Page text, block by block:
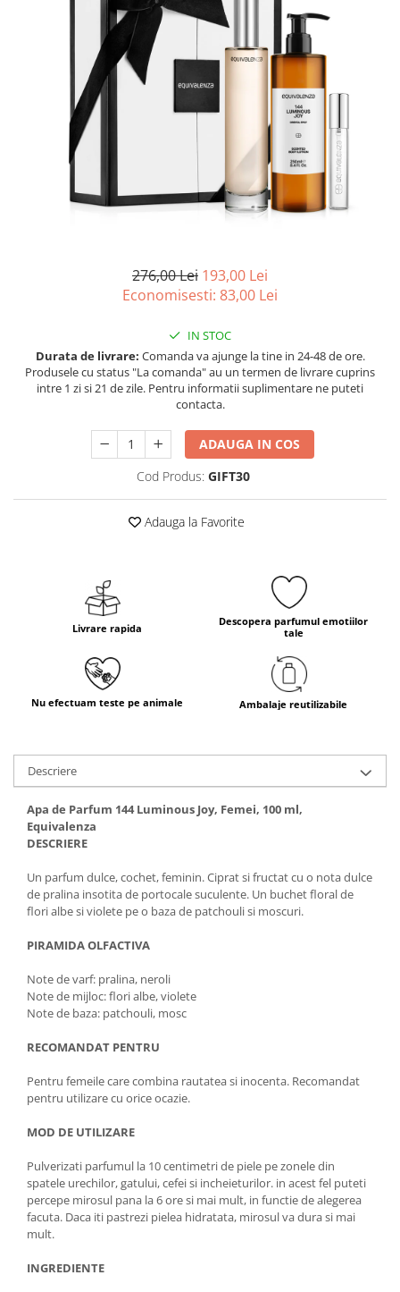
Ulei pentru barba
276,00 Lei 193,00 Lei
Economisesti: 83,00 Lei
IN STOC
Durata de livrare: Comanda va ajunge la tine in 24-48 de ore.
Produsele cu status "La comanda" au un termen de livrare cuprins
intre 1 zi si 21 de zile. Pentru informatii suplimentare ne puteti
contacta.
ADAUGA IN COS
Cod Produs: GIFT30
Adauga la Favorite
Livrare rapida
Descopera parfumul emotiilor
tale
Nu efectuam teste pe animale Ambalaje reutilizabile
Descriere
Apa de Parfum 144 Luminous Joy, Femei, 100 ml,
Equivalenza
DESCRIERE
Un parfum dulce, cochet, feminin. Ciprat si fructat cu o nota dulce
de pralina insotita de portocale suculente. Un buchet floral de
flori albe si violete pe o baza de patchouli si moscuri.
PIRAMIDA OLFACTIVA
Note de varf: pralina, neroli
Note de mijloc: flori albe, violete
Note de baza: patchouli, mosc
RECOMANDAT PENTRU
Pentru femeile care combina rautatea si inocenta. Recomandat
pentru utilizare cu orice ocazie.
MOD DE UTILIZARE
Pulverizati parfumul la 10 centimetri de piele pe zonele din
spatele urechilor, gatului, cefei si incheieturilor. in acest fel puteti
percepe mirosul pana la 6 ore si mai mult, in functie de alegerea
facuta. Daca iti pastrezi pielea hidratata, mirosul va dura si mai
mult.
INGREDIENTE